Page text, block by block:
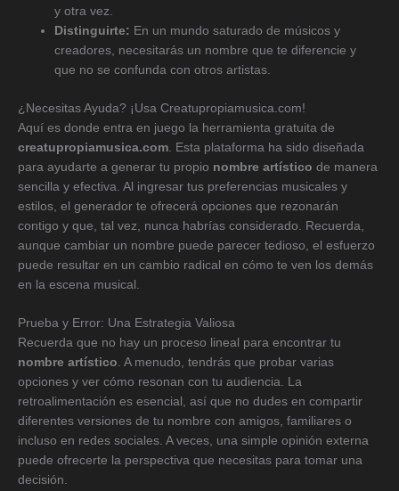
y otra vez.
Distinguirte: En un mundo saturado de músicos y
creadores, necesitarás un nombre que te diferencie y
que no se confunda con otros artistas.
¿Necesitas Ayuda? ¡Usa Creatupropiamusica.com!
Aquí es donde entra en juego la herramienta gratuita de
creatupropiamusica.com . Esta plataforma ha sido diseñada
para ayudarte a generar tu propio nombre artístico de manera
sencilla y efectiva. Al ingresar tus preferencias musicales y
estilos, el generador te ofrecerá opciones que rezonarán
contigo y que, tal vez, nunca habrías considerado. Recuerda,
aunque cambiar un nombre puede parecer tedioso, el esfuerzo
puede resultar en un cambio radical en cómo te ven los demás
en la escena musical.
Prueba y Error: Una Estrategia Valiosa
Recuerda que no hay un proceso lineal para encontrar tu
nombre artístico. A menudo, tendrás que probar varias
opciones y ver cómo resonan con tu audiencia. La
retroalimentación es esencial, así que no dudes en compartir
diferentes versiones de tu nombre con amigos, familiares o
incluso en redes sociales. A veces, una simple opinión externa
puede ofrecerte la perspectiva que necesitas para tomar una
decisión.